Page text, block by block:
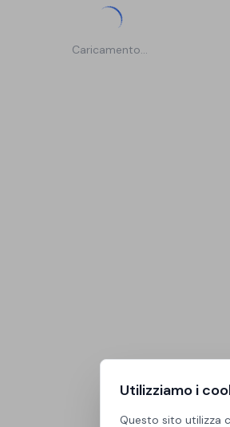
Caricamento...
Utilizziamo i
Questo sito utilizza